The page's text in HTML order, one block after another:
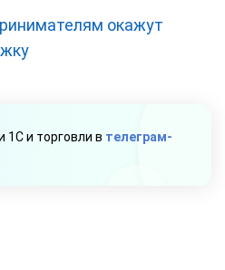
окажут
1С и торговли в телеграм-